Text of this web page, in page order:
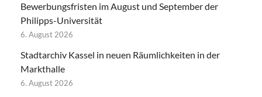
Bewerbungsfristen im August und September der
Philipps-Universität
6. August 2026
Stadtarchiv Kassel in neuen Räumlichkeiten in der
Markthalle
6. August 2026